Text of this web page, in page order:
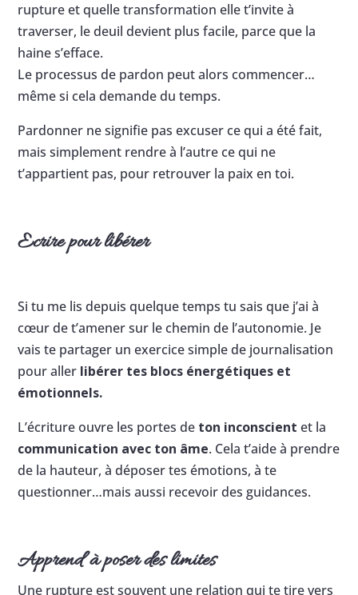
rupture et quelle transformation elle t’invite à
traverser, le deuil devient plus facile, parce que la
haine s’efface.
Le processus de pardon peut alors commencer…
même si cela demande du temps.
Pardonner ne signifie pas excuser ce qui a été fait,
mais simplement rendre à l’autre ce qui ne
t’appartient pas, pour retrouver la paix en toi.
Ecrire pour libérer
Si tu me lis depuis quelque temps tu sais que j’ai à
cœur de t’amener sur le chemin de l’autonomie. Je
vais te partager un exercice simple de journalisation
pour aller libérer tes blocs énergétiques et
émotionnels.
L’écriture ouvre les portes de ton inconscient et la
communication avec ton âme. Cela t’aide à prendre
de la hauteur, à déposer tes émotions, à te
questionner…mais aussi recevoir des guidances.
Apprend à poser des limites
Une rupture est souvent une relation qui te tire vers